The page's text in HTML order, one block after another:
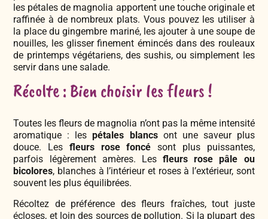
les pétales de magnolia apportent une touche originale et
raffinée à de nombreux plats. Vous pouvez les utiliser à
la place du gingembre mariné, les ajouter à une soupe de
nouilles, les glisser finement émincés dans des rouleaux
de printemps végétariens, des sushis, ou simplement les
servir dans une salade.
Récolte : Bien choisir les fleurs !
Toutes les fleurs de magnolia n’ont pas la même intensité
aromatique : lespétales blancsont une saveur plus
douce. Les fleurs rose foncé sont plus puissantes,
parfois légèrement amères. Lesfleurs rose pâle ou
bicolores, blanches à l’intérieur et roses à l’extérieur, sont
souvent les plus équilibrées.
Récoltez de préférence des fleurs fraîches, tout juste
écloses, et loin des sources de pollution. Si la plupart des